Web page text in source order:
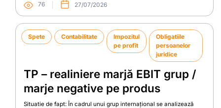
76 27/07/2026
Spete Contabilitate
Impozitul
pe profit
Obligatiile
persoanelor
juridice
TP – realiniere marjă EBIT grup /
marje negative pe produs
Situatie de fapt: În cadrul unui grup internațional se analizează